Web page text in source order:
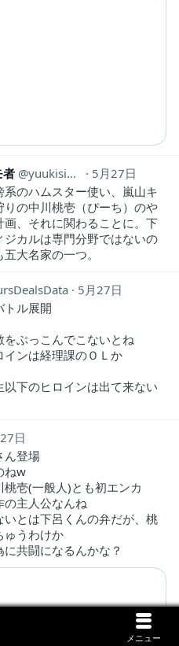
メニュー
者 yuukisinohara
5月27日
のハムスター使い、嵐山キ
りの中川桃壱（ぴーち）のや
、それに関わることに。下
カルは専門分野ではないの
大名家の一つ。
5月27日
トル展開
をぶっこんでこないとね
インは経理課のＯＬか
下のヒロインは出て来ない
日
ん登場
ねw
壱(一般人)とも初エンカ
の主人公なんね
とは下呂くんの弁だが、桃
ゅうわけか
共闘になるんかな？